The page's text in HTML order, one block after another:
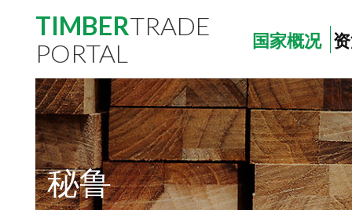
TIMBERTRADE
PORTAL
国家概况
秘鲁